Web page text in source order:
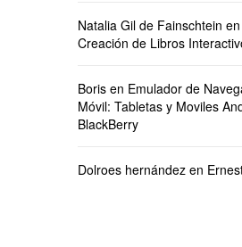
Natalia Gil de Fainschtein en
Creación de Libros
Borisen Emulador de
Móvil: Tabletas y Moviles
BlackBerry
Dolroes hernándezen